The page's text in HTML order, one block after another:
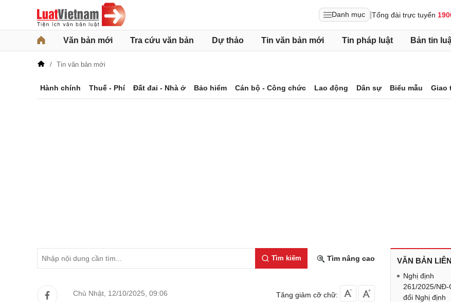
Danh mục Tổng đài trực tuyến
Văn bản mới Tra cứu văn bản Dự thảo Tin văn bản mới Tin pháp luật Bản tin
Tin văn bản mới
Hành chính Thuế - Phí Đất đai - Nhà ở Bảo hiểm Cán bộ - Công chức Lao động Dân sự Biểu mẫu Giao
Tìm kiếm Tìm nâng cao
Chủ Nhật, 12/10/2025 09:06 Tăng giảm cỡ chữ:
VĂN BẢN
Nghị định
261/2025/NĐ-
đổi Nghị định